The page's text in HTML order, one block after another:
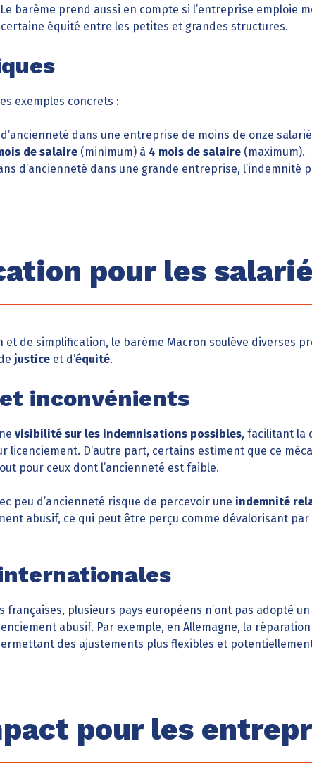
Le barème prend aussi en compte si l’entreprise emploie
équité entre les petites et grandes structures.
exemples concrets :
dans une entreprise de moins de onze
de salaire (minimum) à 4 mois de salaire (maximum).
d’ancienneté dans une grande entreprise, l’indemnité
pour les
de simplification, le barème Macron soulève diverses
justice et d’équité.
inconvénients
visibilité sur les indemnisations possibles, facilitant la
licenciement. D’autre part, certains estiment que ce
pour ceux dont l’ancienneté est faible.
peu d’ancienneté risque de percevoir une indemnité
abusif, ce qui peut être perçu comme dévalorisant
plusieurs pays européens n’ont pas adopté
abusif. Par exemple, en Allemagne, la
des ajustements plus flexibles et
pour les